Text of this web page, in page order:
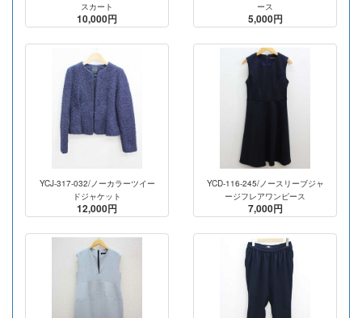
スカート
10,000円
ース
5,000円
YCJ-317-032/ノーカラーツイー
ドジャケット
12,000円
YCD-116-245/ノースリーブジャ
ージフレアワンピース
7,000円